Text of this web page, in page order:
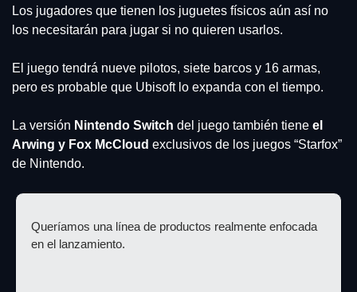
Los jugadores que tienen los juguetes físicos aún así no
los necesitarán para jugar si no quieren usarlos.
El juego tendrá nueve pilotos, siete barcos y 16 armas,
pero es probable que Ubisoft lo expanda con el tiempo.
La versión Nintendo Switch del juego también tiene el
Arwing y Fox McCloud exclusivos de los juegos “Starfox”
de Nintendo.
Queríamos una línea de productos realmente enfocada
en el lanzamiento.